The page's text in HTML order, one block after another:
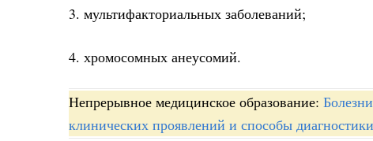
3. мультифакториальных заболеваний;
4. хромосомных анеусомий.
Непрерывное медицинское образование:
клинических проявлений и способы диагностики